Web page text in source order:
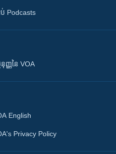
ប់ Podcasts
នុញ្ញ​នៃ VOA
English
Privacy Policy